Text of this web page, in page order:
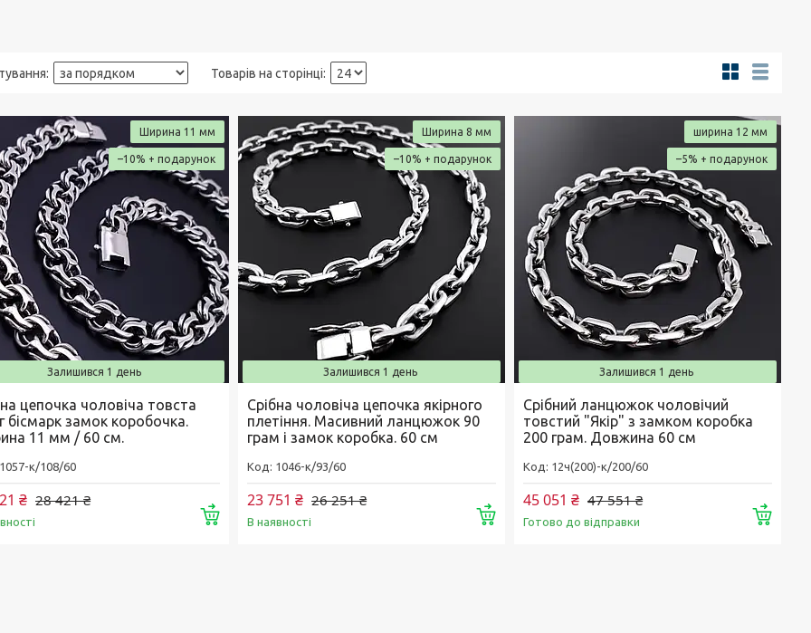
Ширина 11 мм
–10%
Залишився 1 день
цепочка чоловіча товста
бісмарк замок коробочка.
11 мм / 60 см.
1057-к/108/60
28 421 ₴
₴
Купити
Ширина 8 мм
–10%
Залишився 1 день
Срібна чоловіча цепочка якірного
плетіння. Масивний ланцюжок 90
грам і замок коробка. 60 см
1046-к/93/60
26 251 ₴
23 751 ₴
В наявності Купити
ширина 12 мм
–5%
Залишився 1 день
Срібний ланцюжок чоловічий
товстий "Якір" з замком коробка
200 грам. Довжина 60 см
12ч(200)-к/200/60
47 551 ₴
45 051 ₴
Готово до відправки